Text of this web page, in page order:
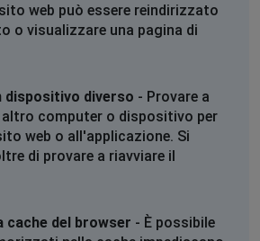
rider ne deliveroo
web può essere reindirizzato
o visualizzare una pagina di
dispositivo diverso - Provare a
computer o dispositivo per
web o all'applicazione. Si
di provare a riavviare il
cache del browser - È possibile